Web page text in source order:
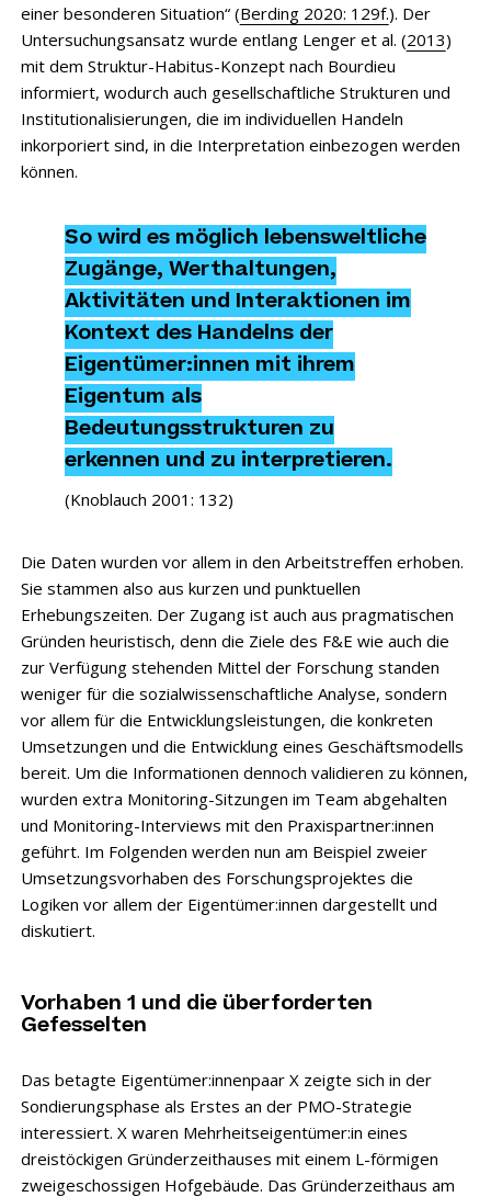
einer besonderen Situation“ (Berding 2020: 129f.). Der
Untersuchungsansatz wurde entlang Lenger et al. (2013)
mit dem Struktur-Habitus-Konzept nach Bourdieu
informiert, wodurch auch gesellschaftliche Strukturen und
Institutionalisierungen, die im individuellen Handeln
inkorporiert sind, in die Interpretation einbezogen werden
können.
So wird es möglich lebensweltliche
Zugänge, Werthaltungen,
Aktivitäten und Interaktionen im
Kontext des Handelns der
Eigentümer:innen mit ihrem
Eigentum als
Bedeutungsstrukturen zu
erkennen und zu interpretieren.
(Knoblauch 2001: 132)
Die Daten wurden vor allem in den Arbeitstreffen erhoben.
Sie stammen also aus kurzen und punktuellen
Erhebungszeiten. Der Zugang ist auch aus pragmatischen
Gründen heuristisch, denn die Ziele des F&E wie auch die
zur Verfügung stehenden Mittel der Forschung standen
weniger für die sozialwissenschaftliche Analyse, sondern
vor allem für die Entwicklungsleistungen, die konkreten
Umsetzungen und die Entwicklung eines Geschäftsmodells
bereit. Um die Informationen dennoch validieren zu können,
wurden extra Monitoring-Sitzungen im Team abgehalten
und Monitoring-Interviews mit den Praxispartner:innen
geführt. Im Folgenden werden nun am Beispiel zweier
Umsetzungsvorhaben des Forschungsprojektes die
Logiken vor allem der Eigentümer:innen dargestellt und
diskutiert.
Vorhaben 1 und die überforderten
Gefesselten
Das betagte Eigentümer:innenpaar X zeigte sich in der
Sondierungsphase als Erstes an der PMO-Strategie
interessiert. X waren Mehrheitseigentümer:in eines
dreistöckigen Gründerzeithauses mit einem L-förmigen
zweigeschossigen Hofgebäude. Das Gründerzeithaus am